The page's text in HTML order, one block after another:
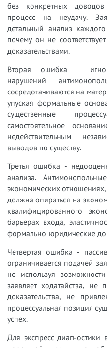
без конкретных доводов
процесс на неудачу.
детальный анализ
почему он не
доказательствами.
Вторая ошибка -
нарушений
сосредотачиваются на
упуская формальные
существенные
самостоятельное
недействительным
выводов по существу.
Третья ошибка -
анализа.
экономических
должна опираться на
квалифицированного
барьерах входа,
формально-юридические
Четвертая ошибка -
ограничивается подачей
не используя
заявляет ходатайства, не
доказательства, не
процессуальная позиция
успех.
Для экспресс-